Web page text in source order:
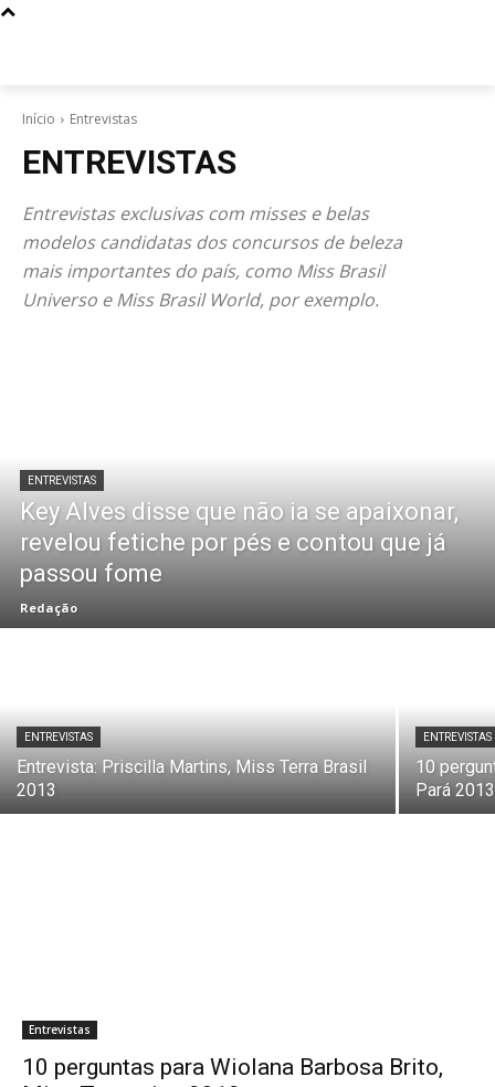
Início Entrevistas
ENTREVISTAS
Entrevistas exclusivas com misses e belas
modelos candidatas dos concursos de beleza
mais importantes do país, como Miss Brasil
Universo e Miss Brasil World, por exemplo.
ENTREVISTAS
Key Alves disse que não ia se apaixonar,
revelou fetiche por pés e contou que já
passou fome
Redação
ENTREVISTAS
Entrevista: Priscilla Martins, Miss Terra Brasil
2013
ENTREVISTAS
10
Pará 2013
Entrevistas
10 perguntas para Wiolana Barbosa Brito,